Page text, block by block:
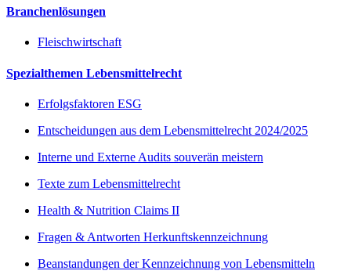
Branchenlösungen
Fleischwirtschaft
Spezialthemen Lebensmittelrecht
Erfolgsfaktoren ESG
Entscheidungen aus dem Lebensmittelrecht 2024/2025
Interne und Externe Audits souverän meistern
Texte zum Lebensmittelrecht
Health & Nutrition Claims II
Fragen & Antworten Herkunftskennzeichnung
Beanstandungen der Kennzeichnung von Lebensmitteln